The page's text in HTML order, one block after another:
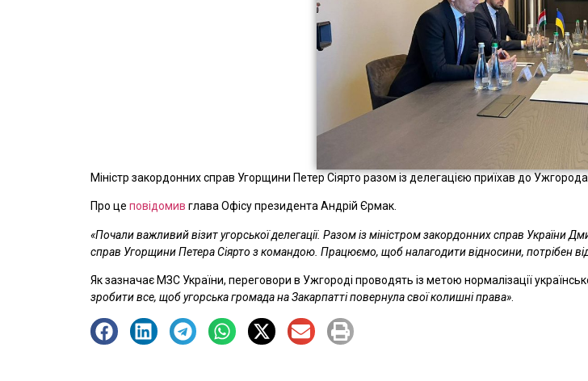
Міністр закордонних справ Угорщини Петер Сіярто разом із делегацією приїхав до
Про це повідомив глава Офісу президента Андрій Єрмак.
«Почали важливий візит угорської делегації. Разом із міністром закордонних справ України
справ Угорщини Петера Сіярто з командою. Працюємо, щоб налагодити відносини, потрібен
Як зазначає МЗС України, переговори в Ужгороді проводять із метою нормалізації
зробити все, щоб угорська громада на Закарпатті повернула свої колишні права»